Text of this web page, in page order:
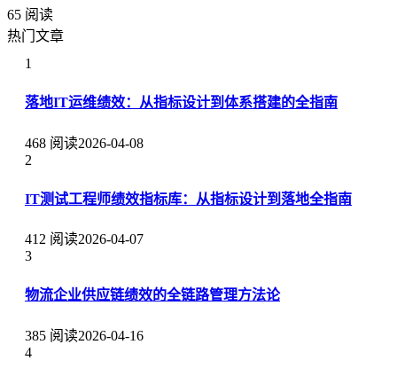
65 阅读
热门文章
1
落地IT运维绩效：从指标设计到体系搭建的全指南
468 阅读2026-04-08
2
IT测试工程师绩效指标库：从指标设计到落地全指南
412 阅读2026-04-07
3
物流企业供应链绩效的全链路管理方法论
385 阅读2026-04-16
4